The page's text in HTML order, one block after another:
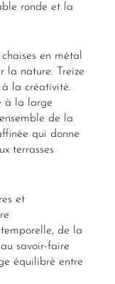
ronde et la
en métal
la nature. Treize
la créativité.
à la large
de la
qui donne
terrasses
et
de la
savoir-faire
équilibré entre